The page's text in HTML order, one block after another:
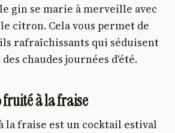
gin se marie à merveille avec
citron. Cela vous permet de
rafraîchissants qui séduisent
chaudes journées d'été.
fruité à la fraise
la fraise est un cocktail estival